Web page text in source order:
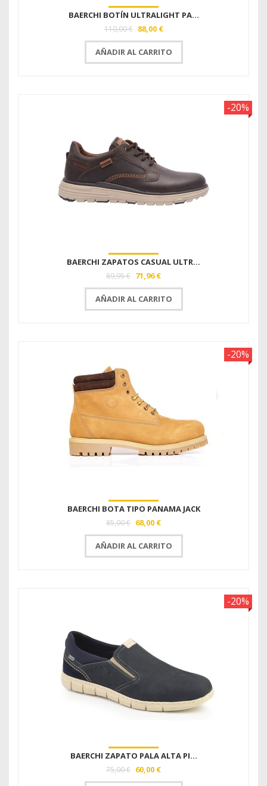
BAERCHI BOTÍN ULTRALIGHT PA...
110,00 € 88,00 €
AÑADIR AL CARRITO
-20%
BAERCHI ZAPATOS CASUAL ULTR...
89,95 € 71,96 €
AÑADIR AL CARRITO
-20%
BAERCHI BOTA TIPO PANAMA JACK
85,00 € 68,00 €
AÑADIR AL CARRITO
-20%
BAERCHI ZAPATO PALA ALTA PI...
75,00 € 60,00 €